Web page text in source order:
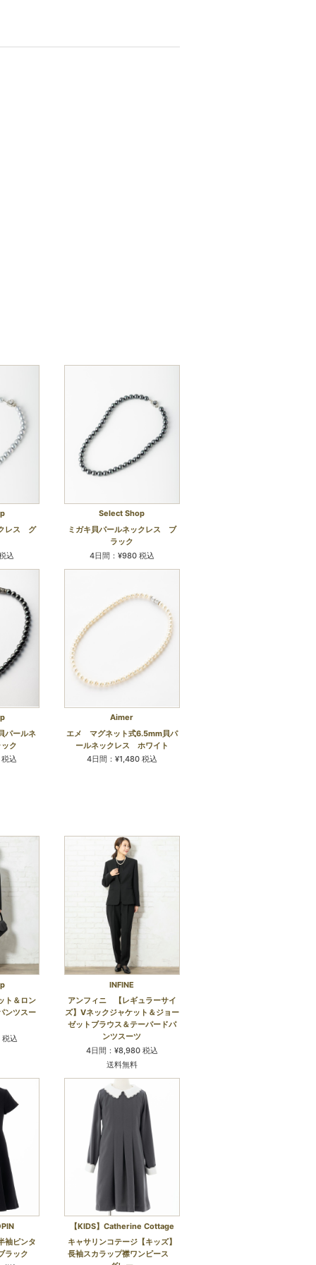
レス グ
込
Select Shop
ミガキ貝パールネックレス ブ
ラック
4日間：¥980 税込
パールネ
ク
込
Aimer
エメ マグネット式6.5mm貝パ
ールネックレス ホワイト
4日間：¥1,480 税込
ト＆ロン
ンツスー
込
INFINE
アンフィニ 【レギュラーサイ
ズ】Vネックジャケット＆ジョー
ゼットブラウス＆テーパードパ
ンツスーツ
4日間：¥8,980 税込
送料無料
袖ピンタ
ラック
【KIDS】Catherine Cottage
キャサリンコテージ【キッズ】
長袖スカラップ襟ワンピース